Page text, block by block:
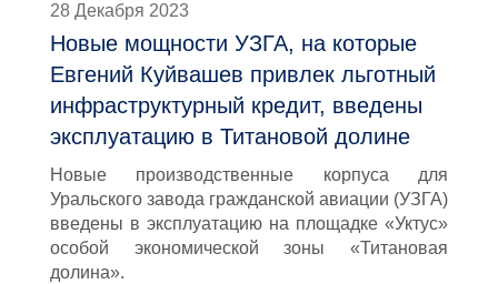
28 Декабря 2023
Новые мощности УЗГА, на которые
Евгений Куйвашев привлек льготный
инфраструктурный кредит, введены
эксплуатацию в Титановой долине
Новые производственные корпуса для
Уральского завода гражданской авиации (УЗГА)
введены в эксплуатацию на площадке «Уктус»
особой экономической зоны «Титановая
долина».